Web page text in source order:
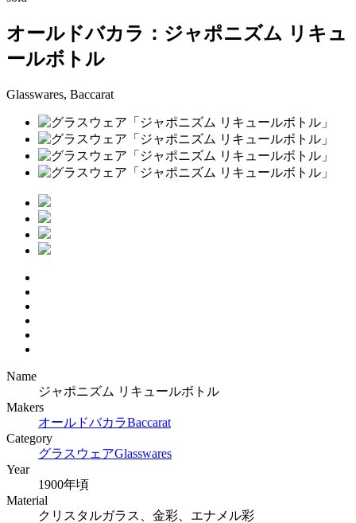
オールドバカラ：ジャポニズム リキュ
ールボトル
Glasswares, Baccarat
Name
ジャポニズム リキュールボトル
Makers
オールドバカラBaccarat
Category
グラスウェアGlasswares
Year
1900年頃
Material
クリスタルガラス、金彩、エナメル彩